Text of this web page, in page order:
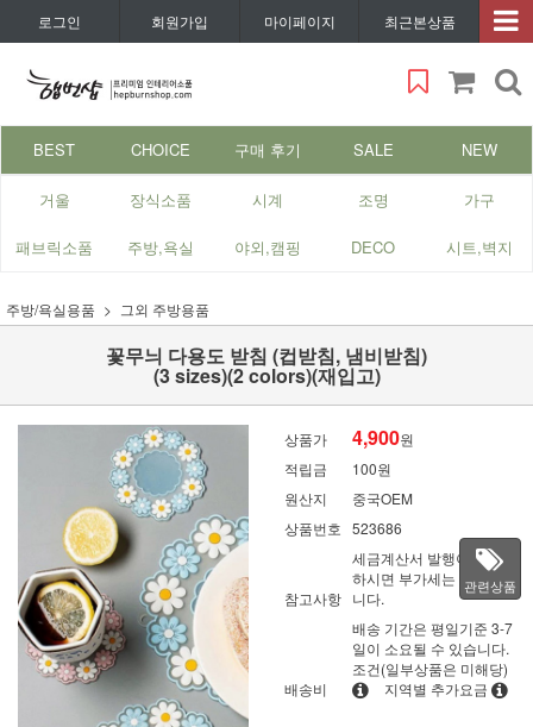
로그인 회원가입 마이페이지 최근본상품
BEST CHOICE 구매 후기 SALE NEW
거울 장식소품 시계 조명 가구
패브릭소품 주방,욕실 야외,캠핑 DECO 시트,벽지
주방/욕실용품 그외 주방용품
꽃무늬 다용도 받침 (컵받침, 냄비받침)
(3 sizes)(2 colors)(재입고)
상품가 4,900원
적립금
100원
원산지
중국OEM
상품번호 523686
참고사항
세금계산서 발행이 필요
하시면 부가세는 별도입
니다.
배송비
배송 기간은 평일기준 3-7
일이 소요될 수 있습니다.
조건(일부상품은 미해당)
지역별 추가요금
관련상품